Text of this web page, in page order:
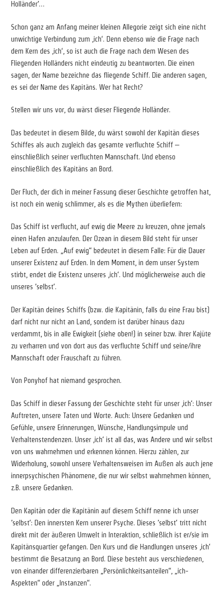
Holländer’…
Schon ganz am Anfang meiner kleinen Allegorie zeigt sich eine nicht
unwichtige Verbindung zum ‚ich‘. Denn ebenso wie die Frage nach
dem Kern des ‚ich‘, so ist auch die Frage nach dem Wesen des
Fliegenden Holländers nicht eindeutig zu beantworten. Die einen
sagen, der Name bezeichne das fliegende Schiff. Die anderen sagen,
es sei der Name des Kapitäns. Wer hat Recht?
Stellen wir uns vor, du wärst dieser Fliegende Holländer.
Das bedeutet in diesem Bilde, du wärst sowohl der Kapitän dieses
Schiffes als auch zugleich das gesamte verfluchte Schiff –
einschließlich seiner verfluchten Mannschaft. Und ebenso
einschließlich des Kapitäns an Bord.
Der Fluch, der dich in meiner Fassung dieser Geschichte getroffen hat,
ist noch ein wenig schlimmer, als es die Mythen überliefern:
Das Schiff ist verflucht, auf ewig die Meere zu kreuzen, ohne jemals
einen Hafen anzulaufen. Der Ozean in diesem Bild steht für unser
Leben auf Erden. „Auf ewig“ bedeutet in diesem Falle: Für die Dauer
unserer Existenz auf Erden. In dem Moment, in dem unser System
stirbt, endet die Existenz unseres ‚ich‘. Und möglicherweise auch die
unseres ’selbst‘.
Der Kapitän deines Schiffs (bzw. die Kapitänin, falls du eine Frau bist)
darf nicht nur nicht an Land, sondern ist darüber hinaus dazu
verdammt, bis in alle Ewigkeit (siehe oben!) in seiner bzw. ihrer Kajüte
zu verharren und von dort aus das verfluchte Schiff und seine/ihre
Mannschaft oder Frauschaft zu führen.
Von Ponyhof hat niemand gesprochen.
Das Schiff in dieser Fassung der Geschichte steht für unser ‚ich‘: Unser
Auftreten, unsere Taten und Worte. Auch: Unsere Gedanken und
Gefühle, unsere Erinnerungen, Wünsche, Handlungsimpule und
Verhaltenstendenzen. Unser ‚ich‘ ist all das, was Andere und wir selbst
von uns wahrnehmen und erkennen können. Hierzu zählen, zur
Widerholung, sowohl unsere Verhaltensweisen im Außen als auch jene
innerpsychischen Phänomene, die nur wir selbst wahrnehmen können,
z.B. unsere Gedanken.
Den Kapitän oder die Kapitänin auf diesem Schiff nenne ich unser
’selbst‘: Den innersten Kern unserer Psyche. Dieses ’selbst‘ tritt nicht
direkt mit der äußeren Umwelt in Interaktion, schließlich ist er/sie im
Kapitänsquartier gefangen. Den Kurs und die Handlungen unseres ‚ich‘
bestimmt die Besatzung an Bord. Diese besteht aus verschiedenen,
von einander differenzierbaren „Persönlichkeitsanteilen“, „ich-
Aspekten“ oder „Instanzen“.